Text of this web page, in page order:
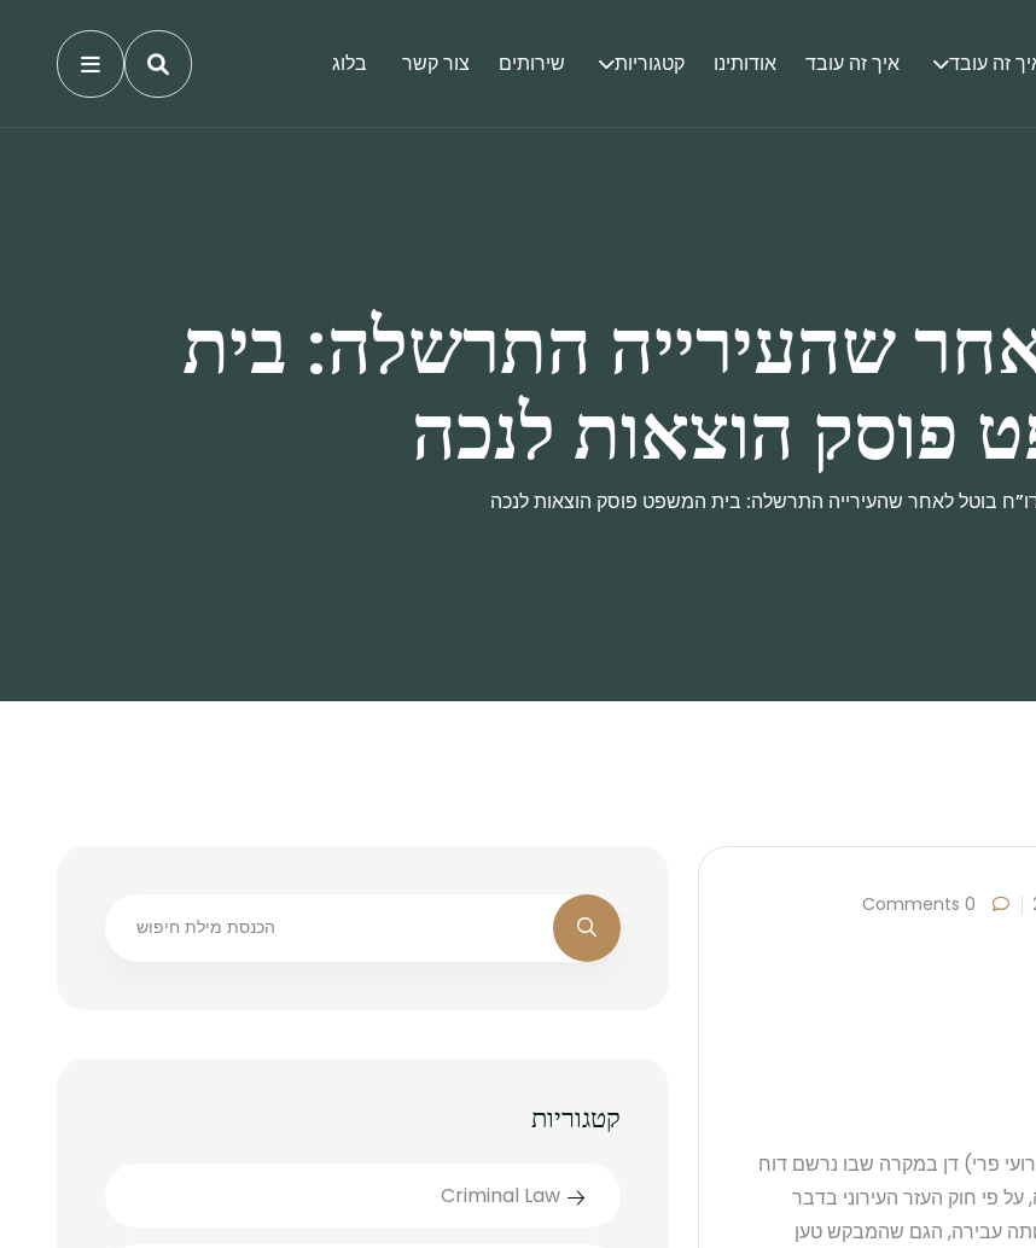
זה עובד איך זה עובד אודותינו קטגוריות שירותים צור קשר בלוג
שהעירייה התרשלה: בית
פוסק הוצאות לנכה
בוטל לאחר שהעירייה התרשלה: בית המשפט פוסק הוצאות לנכה
פרי) דן במקרה שבו נרשם דוח
פי חוק העזר העירוני בדבר
עבירה, הגם שהמבקש טען
קטגוריות
Criminal Law